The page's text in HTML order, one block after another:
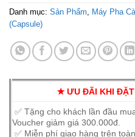
Danh mục: Sản Phẩm, Máy Pha
(Capsule)
✭ ƯU ĐÃI KHI
✅ Tặng cho khách lần đầu
Voucher giảm giá 300.000đ.
✅ Miễn phí giao hàng trên